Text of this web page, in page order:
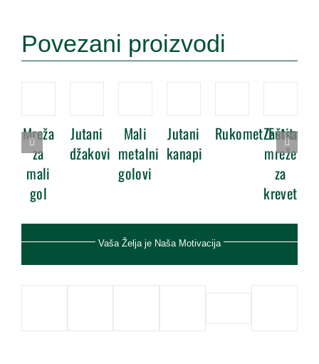
Povezani proizvodi
Mreža
za
mali
gol
Jutani
džakovi
Mali
metalni
golovi
Jutani
kanapi
Rukomet/Futsal
Zaštitne
mreže
za
krevet
Vaša Želja je Naša Motivacija